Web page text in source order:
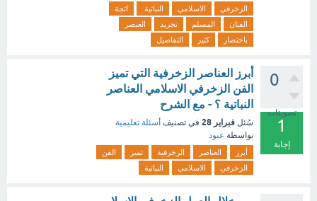
الزخرفي
الاسلامي النباتية
اتجة
الفنان
المسلم تجريد
العنصر
باختصار
كثير التفاصيل
0
تصويتات
1
إجابة
أبرز العناصر الزخرفية التي تميز
الفن الزخرفي الاسلامي العناصر
النباتية ؟ - مع الشرح
سُئل فبراير 28 في تصنيف أسئلة تعليمية
بواسطة عبود
أبرز العناصر الزخرفية تميز
الفن
الزخرفي
الاسلامي النباتية